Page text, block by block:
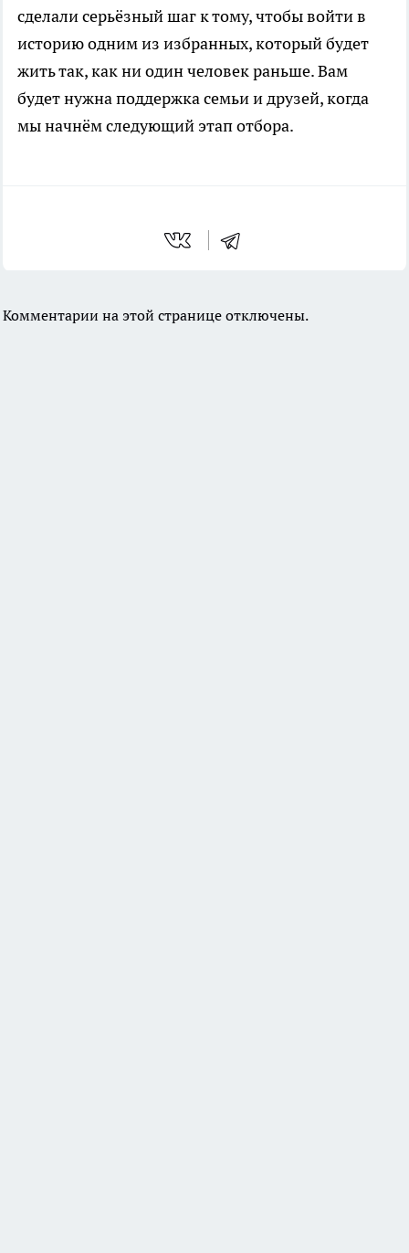
сделали серьёзный шаг к тому, чтобы войти в
историю одним из избранных, который будет
жить так, как ни один человек раньше. Вам
будет нужна поддержка семьи и друзей, когда
мы начнём следующий этап отбора.
Комментарии на этой странице отключены.